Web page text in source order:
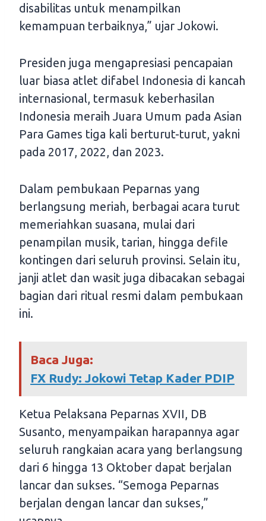
disabilitas untuk menampilkan
kemampuan terbaiknya,” ujar Jokowi.
Presiden juga mengapresiasi pencapaian
luar biasa atlet difabel Indonesia di kancah
internasional, termasuk keberhasilan
Indonesia meraih Juara Umum pada Asian
Para Games tiga kali berturut-turut, yakni
pada 2017, 2022, dan 2023.
Dalam pembukaan Peparnas yang
berlangsung meriah, berbagai acara turut
memeriahkan suasana, mulai dari
penampilan musik, tarian, hingga defile
kontingen dari seluruh provinsi. Selain itu,
janji atlet dan wasit juga dibacakan sebagai
bagian dari ritual resmi dalam pembukaan
ini.
Baca Juga:
FX Rudy: Jokowi Tetap Kader PDIP
Ketua Pelaksana Peparnas XVII, DB
Susanto, menyampaikan harapannya agar
seluruh rangkaian acara yang berlangsung
dari 6 hingga 13 Oktober dapat berjalan
lancar dan sukses. “Semoga Peparnas
berjalan dengan lancar dan sukses,”